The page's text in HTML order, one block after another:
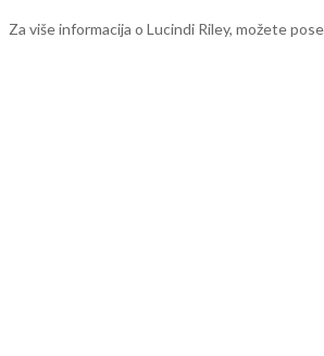
Za više informacija o Lucindi Riley, možete